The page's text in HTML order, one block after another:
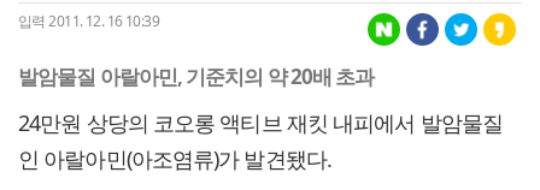
입력 2011. 12. 16 10:39
발암물질 아랄아민, 기준치의 약 20배 초과
24만원 상당의 코오롱 액티브 재킷 내피에서 발암물질
인 아랄아민(아조염류)가 발견됐다.